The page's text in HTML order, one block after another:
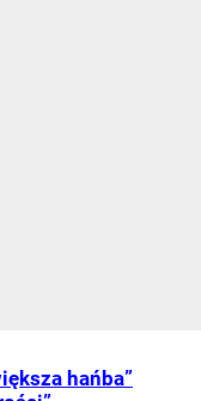
hańba”